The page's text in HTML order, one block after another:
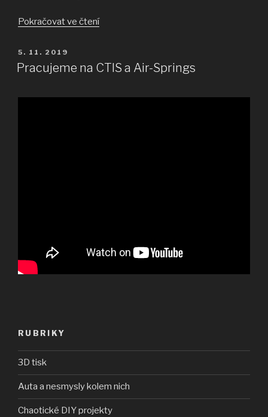
Pokračovat ve čtení„Už
PUBLIKOVÁNO
5. 11. 2019
Pracujeme na CTIS a Air-Springs
RUBRIKY
3D tisk
Auta a nesmysly kolem nich
Chaotické DIY projekty